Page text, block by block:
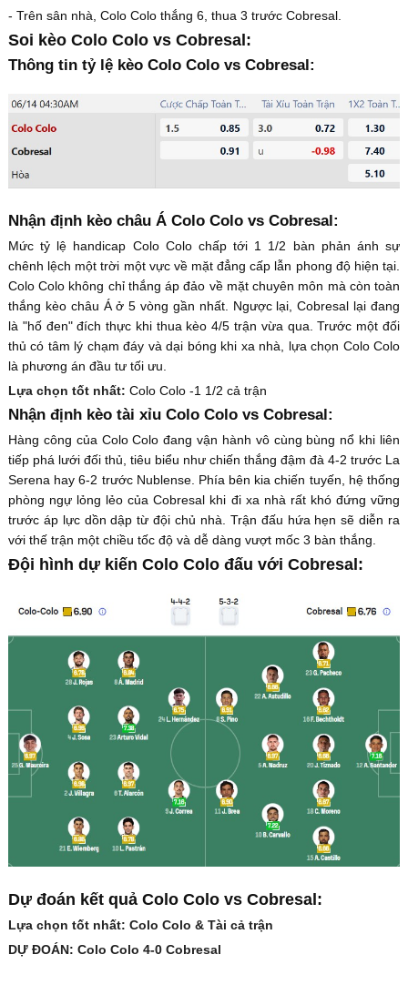
- Trên sân nhà, Colo Colo thắng 6, thua 3 trước Cobresal.
Soi kèo Colo Colo vs Cobresal:
Thông tin tỷ lệ kèo Colo Colo vs Cobresal:
Nhận định kèo châu Á Colo Colo vs Cobresal:
Mức tỷ lệ handicap Colo Colo chấp tới 1 1/2 bàn phản ánh sự
chênh lệch một trời một vực về mặt đẳng cấp lẫn phong độ hiện tại.
Colo Colo không chỉ thắng áp đảo về mặt chuyên môn mà còn toàn
thắng kèo châu Á ở 5 vòng gần nhất. Ngược lại, Cobresal lại đang
là "hố đen" đích thực khi thua kèo 4/5 trận vừa qua. Trước một đối
thủ có tâm lý chạm đáy và dại bóng khi xa nhà, lựa chọn Colo Colo
là phương án đầu tư tối ưu.
Lựa chọn tốt nhất: Colo Colo -1 1/2 cả trận
Nhận định kèo tài xỉu Colo Colo vs Cobresal:
Hàng công của Colo Colo đang vận hành vô cùng bùng nổ khi liên
tiếp phá lưới đối thủ, tiêu biểu như chiến thắng đậm đà 4-2 trước La
Serena hay 6-2 trước Nublense. Phía bên kia chiến tuyến, hệ thống
phòng ngự lỏng lẻo của Cobresal khi đi xa nhà rất khó đứng vững
trước áp lực dồn dập từ đội chủ nhà. Trận đấu hứa hẹn sẽ diễn ra
với thế trận một chiều tốc độ và dễ dàng vượt mốc 3 bàn thắng.
Đội hình dự kiến Colo Colo đấu với Cobresal:
Dự đoán kết quả Colo Colo vs Cobresal:
Lựa chọn tốt nhất: Colo Colo & Tài cả trận
DỰ ĐOÁN: Colo Colo 4-0 Cobresal